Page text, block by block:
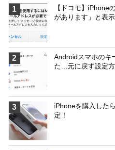
1
【ドコモ】iPhone
があります」と表
2
Androidスマホのキ
た…元に戻す設定
3
iPhoneを購入した
定！